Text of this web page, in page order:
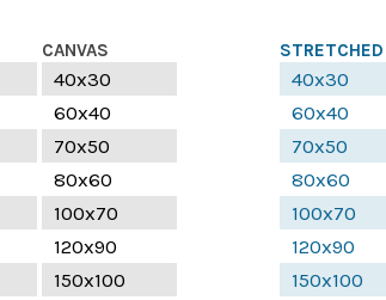
CANVAS
40x30
60x40
70x50
80x60
100x70
120x90
150x100
40x30
60x40
70x50
80x60
100x70
120x90
150x100